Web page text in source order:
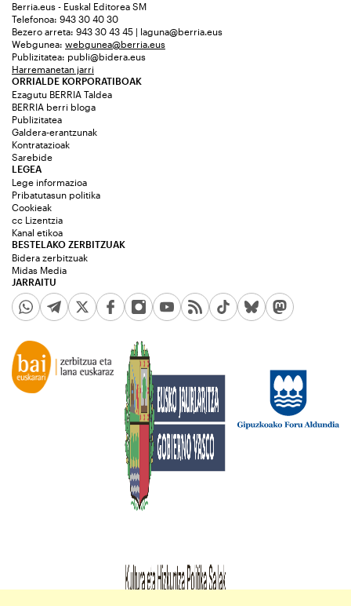
Berria.eus - Euskal Editorea SM
Telefonoa: 943 30 40 30
Bezero arreta: 943 30 43 45 | laguna@berria.eus
Webgunea: webgunea@berria.eus
Publizitatea: publi@bidera.eus
Harremanetan jarri
ORRIALDE KORPORATIBOAK
Ezagutu BERRIA Taldea
BERRIA berri bloga
Publizitatea
Galdera-erantzunak
Kontratazioak
Sarebide
JARRAITU
LEGEA
Lege informazioa
Pribatutasun politika
Cookieak
cc Lizentzia
Kanal etikoa
BESTELAKO ZERBITZUAK
Bidera zerbitzuak
Midas Media